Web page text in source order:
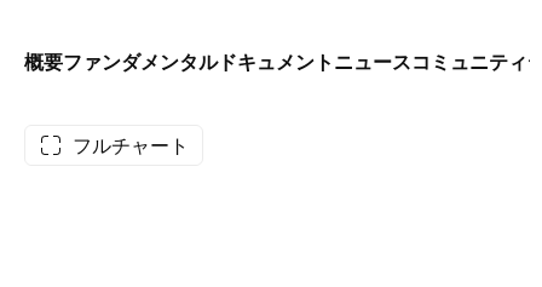
概要ファンダメンタルドキュメント ニュースコミュニティ
フルチャート